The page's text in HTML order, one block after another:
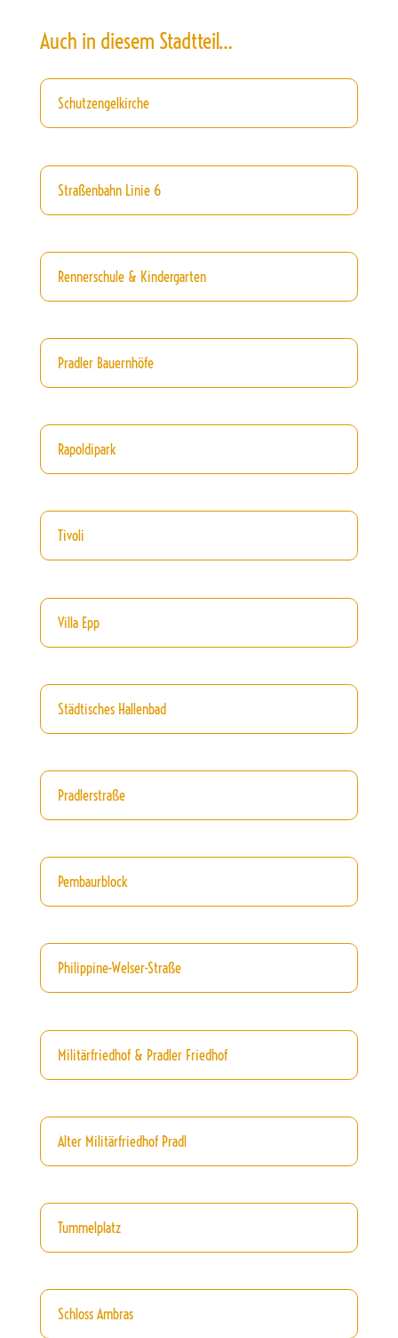
Auch in diesem Stadtteil…
Schutzengelkirche
Straßenbahn Linie 6
Rennerschule & Kindergarten
Pradler Bauernhöfe
Rapoldipark
Tivoli
Villa Epp
Städtisches Hallenbad
Pradlerstraße
Pembaurblock
Philippine-Welser-Straße
Militärfriedhof & Pradler Friedhof
Alter Militärfriedhof Pradl
Tummelplatz
Schloss Ambras